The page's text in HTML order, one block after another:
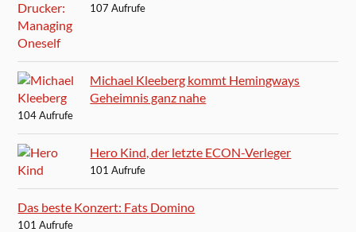
107 Aufrufe
Michael Kleeberg kommt Hemingways
Geheimnis ganz nahe
104 Aufrufe
Hero Kind, der letzte ECON-Verleger
101 Aufrufe
Das beste Konzert: Fats Domino
101 Aufrufe